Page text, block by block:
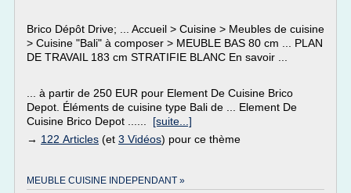
Brico Dépôt Drive; ... Accueil > Cuisine > Meubles de cuisine
> Cuisine "Bali" à composer > MEUBLE BAS 80 cm ... PLAN
DE TRAVAIL 183 cm STRATIFIE BLANC En savoir ...
... à partir de 250 EUR pour Element De Cuisine Brico
Depot. Éléments de cuisine type Bali de ... Element De
Cuisine Brico Depot ...... [suite...]
→ 122 Articles (et 3 Vidéos) pour ce thème
MEUBLE CUISINE INDEPENDANT »